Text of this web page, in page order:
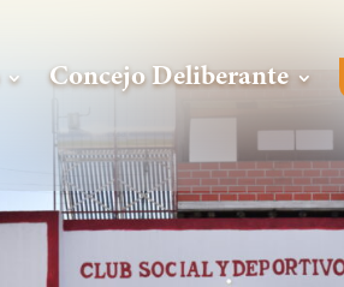
Concejo Deliberante